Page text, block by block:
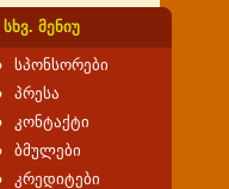
სხვ. მენიუ
სპონსორები
პრესა
კონტაქტი
ბმულები
კრედიტები